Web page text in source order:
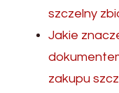
szczelny
Jakie
zakupu